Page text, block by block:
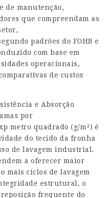
de manutenção,
que compreendam as
padrões do FOHB e
com base em
operacionais,
de custos
e Absorção
por
metro quadrado (g/m²) é
do tecido da fronha
de lavagem industrial.
a oferecer maior
mais ciclos de lavagem
estrutural, o
frequente do